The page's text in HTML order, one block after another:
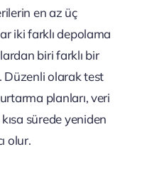
en az üç
iki farklı depolama
biri farklı bir
Düzenli olarak test
planları, veri
sürede yeniden
olur.